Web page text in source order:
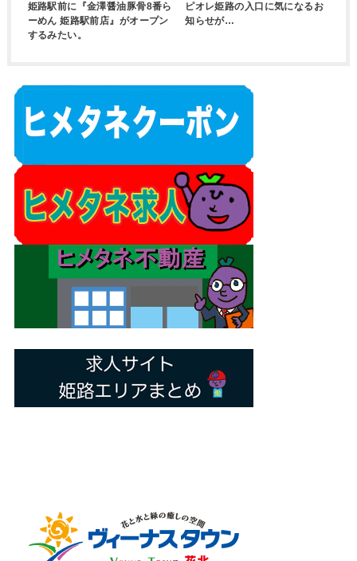
姫路駅前に『金澤醤油豚骨8番ら
ーめん 姫路駅前店』がオープン
するみたい。
ピオレ姫路の入口に気になるお
知らせが…